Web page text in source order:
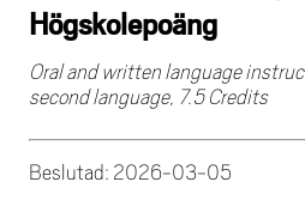
Högskolepoäng
Oral and written language
second language, 7.5 Credits
Beslutad: 2026-03-05